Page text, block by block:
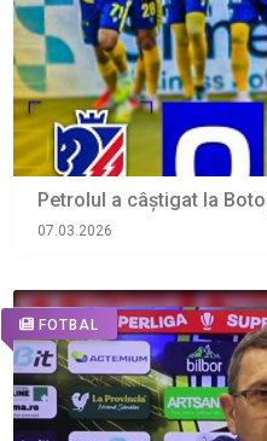
Petrolul a câștigat la
07.03.2026
FOTBAL